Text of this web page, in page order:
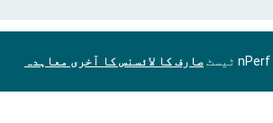
صارف کا لائسنس کا آخری معاہدہ